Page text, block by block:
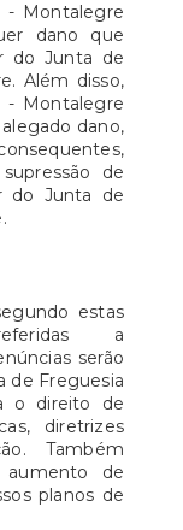
- Montalegre
dano que
do Junta de
Além disso,
- Montalegre
dano,
de
do Junta de
estas
a
serão
de Freguesia
o direito de
diretrizes
Também
de
planos de